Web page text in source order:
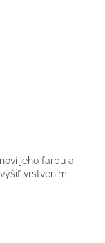
jeho farbu a
vrstvením.